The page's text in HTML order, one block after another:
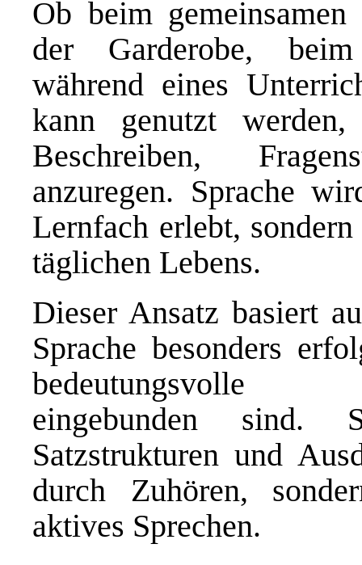
Ob beim
der Garderobe, beim
während eines
kann genutzt
Beschreiben,
anzuregen. Sprache
Lernfach erlebt,
täglichen Lebens.
Dieser Ansatz basiert
Sprache besonders
bedeutungsvolle
eingebunden sind.
Satzstrukturen und
durch Zuhören,
aktives Sprechen.